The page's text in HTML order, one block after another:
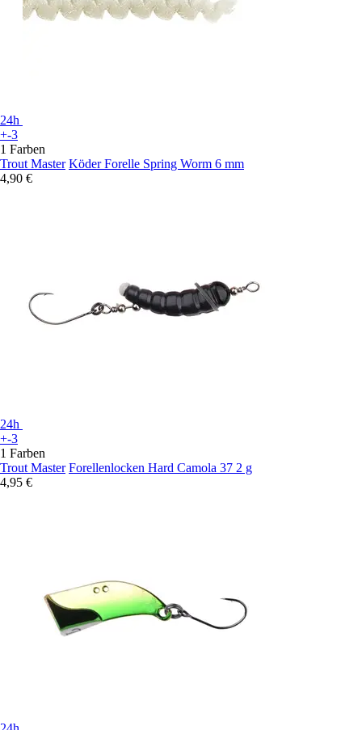
24h
+-3
1 Farben
Trout Master Köder Forelle Spring Worm 6 mm
4,90 €
24h
+-3
1 Farben
Trout Master Forellenlocken Hard Camola 37 2 g
4,95 €